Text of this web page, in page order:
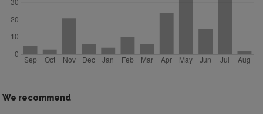
We recommend